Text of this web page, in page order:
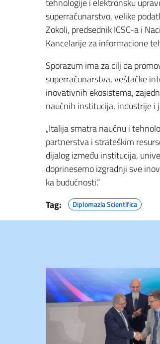
tehnologije i elektronsku
superračunarstvo, velike
Zokoli, predsednik ICSC-a i
Kancelarije za informacione
Sporazum ima za cilj da
superračunarstva, veštačke
inovativnih ekosistema,
naučnih institucija, industrije i
„Italija smatra naučnu i
partnerstva i strateškim
dijalog između institucija,
doprinesemo izgradnji sve
ka budućnosti.“
Tag:
Diplomazia Scientifica